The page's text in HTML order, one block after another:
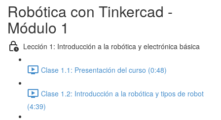
Robótica con Tinkercad -
Módulo 1
Lección 1: Introducción a la robótica y electrónica básica
Clase 1.1: Presentación del curso (0:48)
Clase 1.2: Introducción a la robótica y tipos de robot
(4:39)